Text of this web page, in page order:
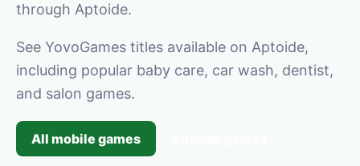
through Aptoide.
See YovoGames titles available on Aptoide,
including popular baby care, car wash, dentist,
and salon games.
All mobile games